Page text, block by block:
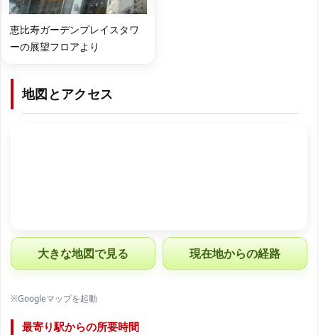
恵比寿ガーデンプレイスタワ
ーの展望フロアより
地図とアクセス
大きな地図で見る 現在地からの経路
※Googleマップを起動
最寄り駅からの所要時間